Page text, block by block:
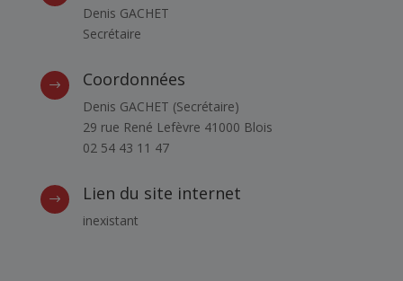
Denis GACHET
Secrétaire
$ Coordonnées
Denis GACHET (Secrétaire)
29 rue René Lefèvre 41000 Blois
02 54 43 11 47
$ Lien du site internet
inexistant